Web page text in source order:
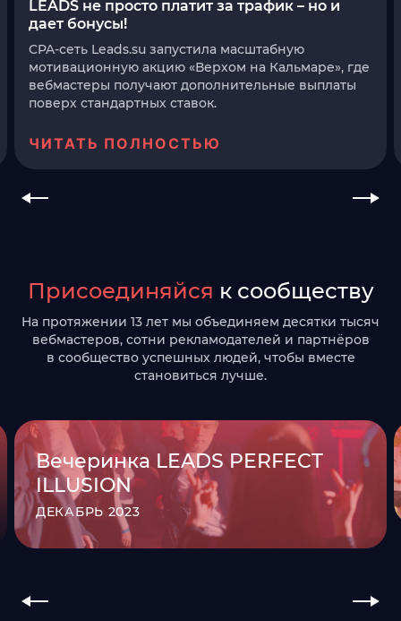
LEADS не просто платит за трафик – но и
дает бонусы!
CPA-сеть Leads.su запустила масштабную
мотивационную акцию «Верхом на Кальмаре», где
вебмастеры получают дополнительные выплаты
поверх стандартных ставок.
ЧИТАТЬ ПОЛНОСТЬЮ
Присоединяйся к сообществу
На протяжении 13 лет мы объединяем десятки тысяч
вебмастеров, сотни рекламодателей и партнёров
в сообщество успешных людей, чтобы вместе
становиться лучше.
Вечеринка LEADS PERFECT
ILLUSION
ДЕКАБРЬ 2023